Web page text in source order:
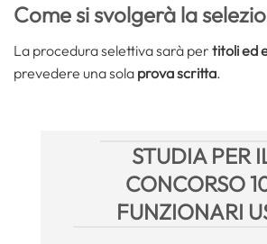
Come si svolgerà la
La procedura selettiva sarà per titoli ed
prevedere una sola prova scritta.
STUDIA PER
CONCORSO
FUNZIONARI